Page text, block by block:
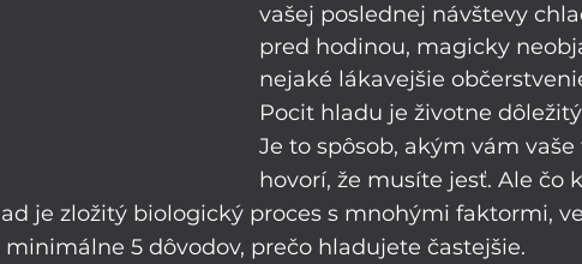
vašej poslednej návštevy
pred hodinou, magicky
nejaké lákavejšie
Pocit hladu je životne
Je to spôsob, akým vám vaše
hovorí, že musíte jesť. Ale čo
je zložitý biologický proces s mnohými faktormi,
minimálne 5 dôvodov, prečo hladujete častejšie.